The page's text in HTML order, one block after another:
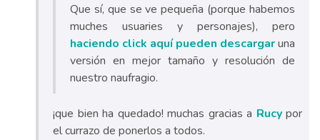
Que sí, que se ve pequeña (porque habemos
muches usuaries y personajes), pero
haciendo click aquí pueden descargaruna
versión en mejor tamaño y resolución de
nuestro naufragio.
¡que bien ha quedado! muchas gracias a Rucypor
el currazo de ponerlos a todos.